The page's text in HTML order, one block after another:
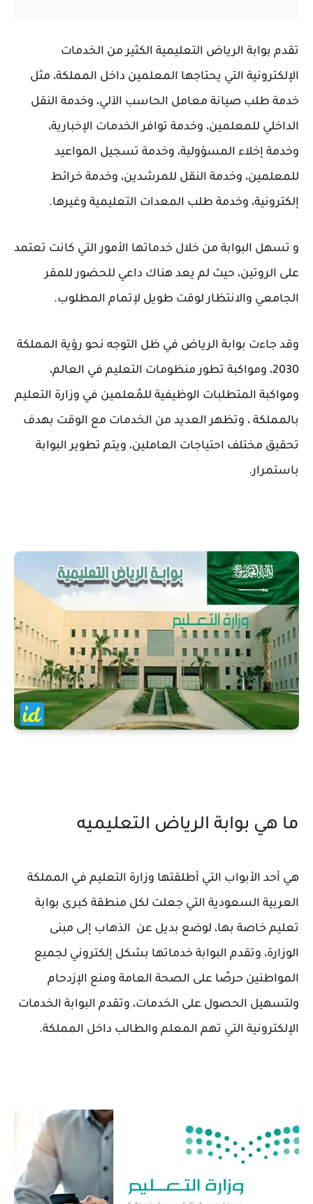
تقدم بوابة الرياض التعليمية الكثير من الخدمات
الإلكترونية التي يحتاجها المعلمين داخل المملكة، مثل
خدمة طلب صيانة معامل الحاسب الآلي، وخدمة النقل
الداخلي للمعلمين، وخدمة توافر الخدمات الإخبارية،
وخدمة إخلاء المسؤولية، وخدمة تسجيل المواعيد
للمعلمين، وخدمة النقل للمرشدين، وخدمة خرائط
إلكترونية، وخدمة طلب المعدات التعليمية وغيرها.
و تسهل البوابة من خلال خدماتها الأمور التي كانت تعتمد
على الروتين، حيث لم يعد هناك داعي للحضور للمقر
الجامعي والانتظار لوقت طويل لإتمام المطلوب.
وقد جاءت بوابة الرياض في ظل التوجه نحو رؤية المملكة
2030، ومواكبة تطور منظومات التعليم في العالم،
ومواكبة المتطلبات الوظيفية للمُعلمين في وزارة التعليم
بالمملكة ، وتظهر العديد من الخدمات مع الوقت بهدف
تحقيق مختلف احتياجات العاملين، ويتم تطوير البوابة
باستمرار.
ما هي بوابة الرياض التعليميه
هي أحد الأبواب التي أطلقتها وزارة التعليم في المملكة
العربية السعودية التي جعلت لكل منطقة كبرى بوابة
تعليم خاصة بها، لوضع بديل عن الذهاب إلى مبنى
الوزارة، وتقدم البوابة خدماتها بشكل إلكتروني لجميع
المواطنين حرصًا على الصحة العامة ومنع الإزدحام
ولتسهيل الحصول على الخدمات، وتقدم البوابة الخدمات
الإلكترونية التي تهم المعلم والطالب داخل المملكة.